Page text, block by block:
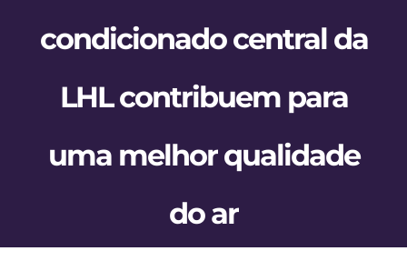
AGENDE
condicionado central da
LHL contribuem para
uma melhor qualidade
do ar